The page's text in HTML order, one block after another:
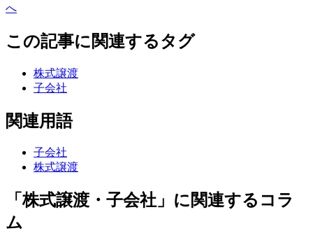
へ
この記事に関連するタグ
株式譲渡
子会社
関連用語
子会社
株式譲渡
「株式譲渡・子会社」に関連するコラ
ム